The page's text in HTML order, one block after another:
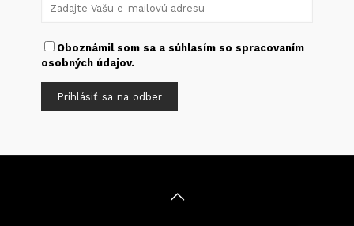
Oboznámil som sa a súhlasím so spracovaním
osobných údajov.